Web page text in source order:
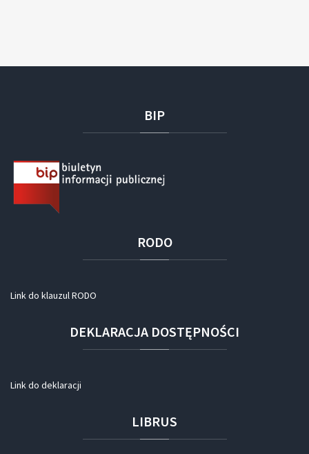
BIP
RODO
Link do klauzul RODO
DEKLARACJA DOSTĘPNOŚCI
Link do deklaracji
LIBRUS